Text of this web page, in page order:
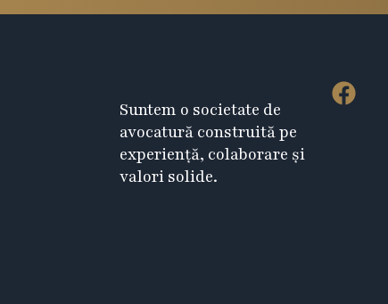
Suntem o societate de
avocatură construită pe
experiență, colaborare și
valori solide.
F